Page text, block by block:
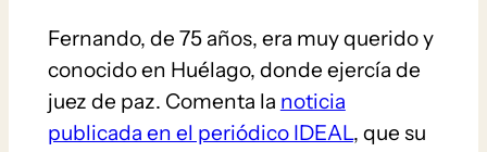
Fernando, de 75 años, era muy querido y
conocido en Huélago, donde ejercía de
juez de paz. Comenta la noticia
publicada en el periódico IDEAL, que su